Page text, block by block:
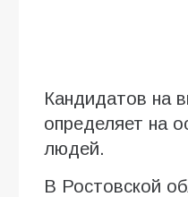
Кандидатов на
определяет на
людей.
В Ростовской